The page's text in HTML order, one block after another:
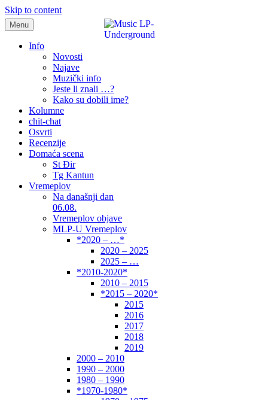
Skip to content
samo muzika i …..
Menu
Info
Novosti
Najave
Muzički info
Jeste li znali …?
Kako su dobili ime?
Kolumne
chit-chat
Osvrti
Recenzije
Domaća scena
St Đir
Tg Kantun
Vremeplov
Na današnji dan
06.08.
Vremeplov objave
MLP-U Vremeplov
*2020 – …*
2020 – 2025
2025 – …
*2010-2020*
2010 – 2015
*2015 – 2020*
2015
2016
2017
2018
2019
2000 – 2010
1990 – 2000
1980 – 1990
*1970-1980*
1970 – 1975